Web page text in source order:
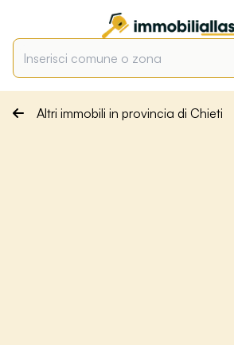
Altri immobili in provincia di Chieti